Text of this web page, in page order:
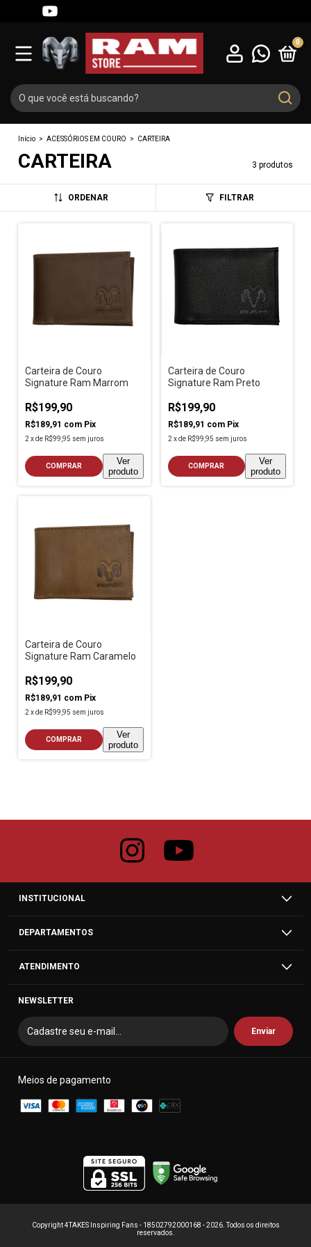
0
Início > ACESSÓRIOS EM COURO > CARTEIRA
CARTEIRA 3 produtos
ORDENAR FILTRAR
Carteira de Couro
Signature Ram Marrom
R$199,90
R$189,91 com Pix
2 xde R$99,95 sem juros
COMPRAR
Ver
produto
Carteira de Couro
Signature Ram Preto
R$199,90
R$189,91 com Pix
2 xde R$99,95 sem juros
COMPRAR
Ver
produto
Carteira de Couro
Signature Ram Caramelo
R$199,90
R$189,91 com Pix
2 xde R$99,95 sem juros
COMPRAR
Ver
produto
INSTITUCIONAL
DEPARTAMENTOS
ATENDIMENTO
NEWSLETTER
Meios de pagamento
Copyright 4TAKES Inspiring Fans - 18502792000168 - 2026. Todos os direitos
reservados.